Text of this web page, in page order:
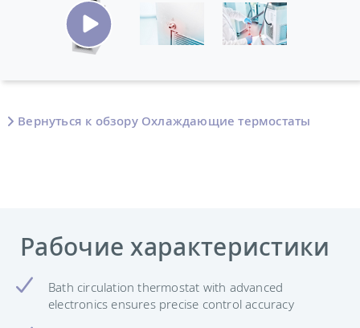
Вернуться к обзору Охлаждающие термостаты
Рабочие характеристики
Bath circulation thermostat with advanced
electronics ensures precise control accuracy